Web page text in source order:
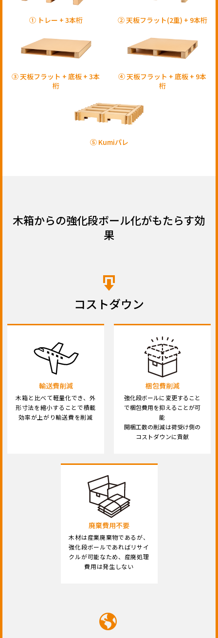
① トレー + 3本桁 ② 天板フラット(2重) + 9本桁
③ 天板フラット + 底板 + 3本
桁
④ 天板フラット + 底板 + 9本
桁
⑤ Kumiパレ
木箱からの強化段ボール化がもたらす効
果
コストダウン
輸送費削減
木箱と比べて軽量化でき、外
形寸法を縮小することで積載
効率が上がり輸送費を削減
梱包費削減
強化段ボールに変更すること
で梱包費用を抑えることが可
能
開梱工数の削減は荷受け側の
コストダウンに貢献
廃棄費用不要
木材は産業廃棄物であるが、
強化段ボールであればリサイ
クルが可能なため、産廃処理
費用は発生しない